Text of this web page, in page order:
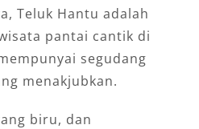
Teluk Hantu adalah
pantai cantik di
segudang
menakjubkan.
biru, dan